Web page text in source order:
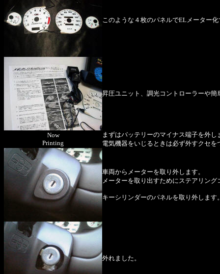
このような４枚のパネルでELメーター
昇圧ユニット、調光コントローラーや
Now
Printing
まずはバッテリーのマイナス端子を外し
電気機器をいじるときは必ず外すクセを
車両からメーターを取り外します。
メーターを取り出すためにステアリン
キーシリンダーのパネルを取り外しま
外れました。